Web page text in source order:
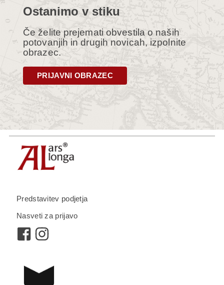
Ostanimo v stiku
Če želite prejemati obvestila o naših
potovanjih in drugih novicah, izpolnite
obrazec.
PRIJAVNI OBRAZEC
Predstavitev podjetja
Nasveti za prijavo